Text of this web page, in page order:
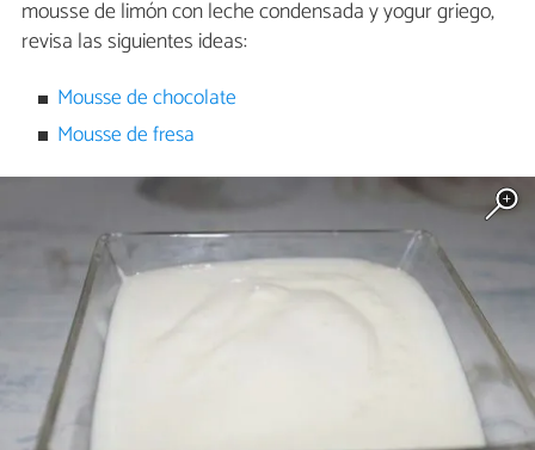
mousse de limón con leche condensada y yogur griego,
revisa las siguientes ideas:
Mousse de chocolate
Mousse de fresa